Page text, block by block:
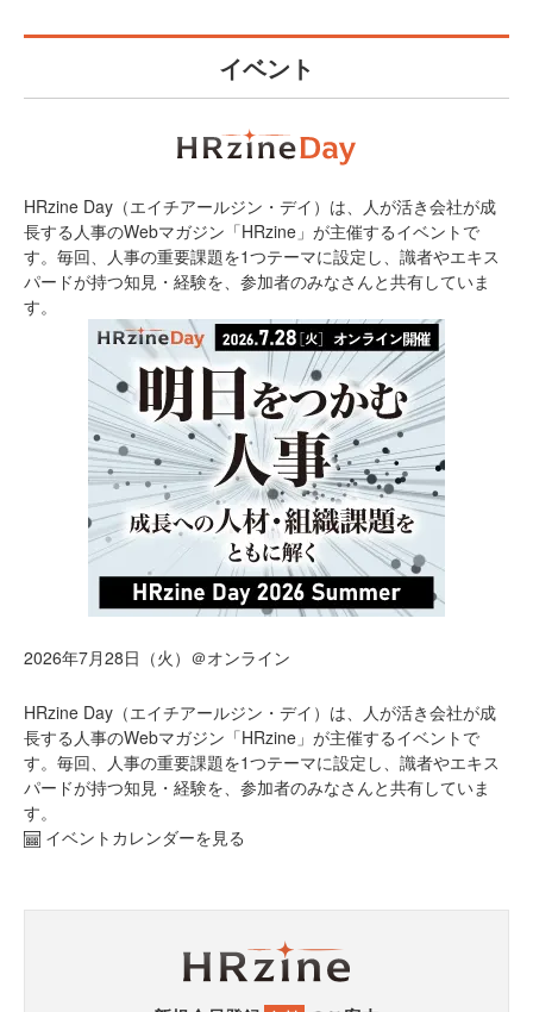
イベント
HRzine Day（エイチアールジン・デイ）は、人が活き会社が成
長する人事のWebマガジン「HRzine」が主催するイベントで
す。毎回、人事の重要課題を1つテーマに設定し、識者やエキス
パードが持つ知見・経験を、参加者のみなさんと共有していま
す。
2026年7月28日（火）＠オンライン
HRzine Day（エイチアールジン・デイ）は、人が活き会社が成
長する人事のWebマガジン「HRzine」が主催するイベントで
す。毎回、人事の重要課題を1つテーマに設定し、識者やエキス
パードが持つ知見・経験を、参加者のみなさんと共有していま
す。
イベントカレンダーを見る